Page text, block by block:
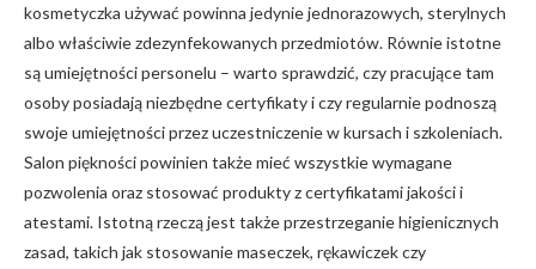
kosmetyczka używać powinna jedynie jednorazowych, sterylnych
albo właściwie zdezynfekowanych przedmiotów. Równie istotne
są umiejętności personelu – warto sprawdzić, czy pracujące tam
osoby posiadają niezbędne certyfikaty i czy regularnie podnoszą
swoje umiejętności przez uczestniczenie w kursach i szkoleniach.
Salon piękności powinien także mieć wszystkie wymagane
pozwolenia oraz stosować produkty z certyfikatami jakości i
atestami. Istotną rzeczą jest także przestrzeganie higienicznych
zasad, takich jak stosowanie maseczek, rękawiczek czy